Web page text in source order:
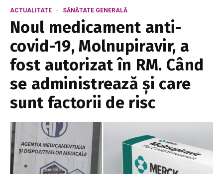
ACTUALITATE SĂNĂTATE GENERALĂ
Noul medicament anti-
covid-19, Molnupiravir, a
fost autorizat în RM. Când
se administrează și care
sunt factorii de risc